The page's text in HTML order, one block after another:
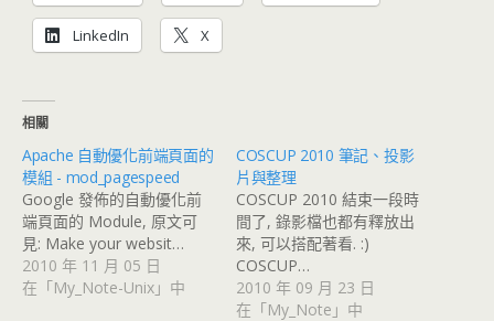
LinkedIn X
相關
Apache 自動優化前端頁面的
模組 - mod_pagespeed
Google 發佈的自動優化前
端頁面的 Module, 原文可
見: Make your websit…
2010 年 11 月 05 日
在「My_Note-Unix」中
COSCUP 2010 筆記、投影
片與整理
COSCUP 2010 結束一段時
間了, 錄影檔也都有釋放出
來, 可以搭配著看. :)
COSCUP…
2010 年 09 月 23 日
在「My_Note」中